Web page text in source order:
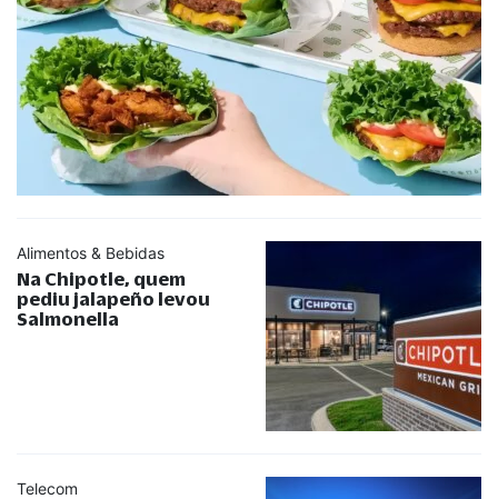
Alimentos & Bebidas
Na Chipotle, quem
pediu jalapeño levou
Salmonella
Telecom